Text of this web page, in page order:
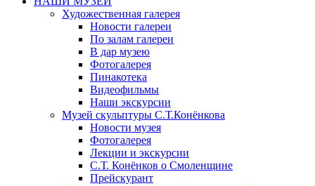
Художественная галерея
Новости галереи
По залам галереи
В дар музею
Фотогалерея
Пинакотека
Видеофильмы
Наши экскурсии
Музей скульптуры С.Т.Конёнкова
Новости музея
Фотогалерея
Лекции и экскурсии
С.Т. Конёнков о Смоленщине
Прейскурант